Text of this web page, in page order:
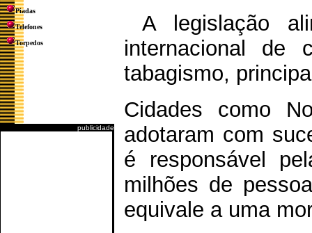
Piadas
Telefones
Torpedos
publicidade
A legislação
internacional de
tabagismo,
Cidades como
adotaram com
é responsável
milhões de
equivale a uma